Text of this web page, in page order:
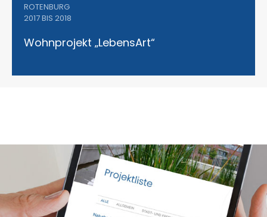
ROTENBURG
2017 BIS 2018
Wohnprojekt „LebensArt“